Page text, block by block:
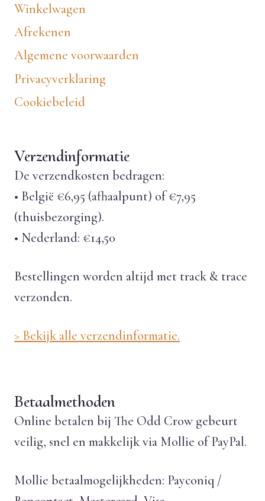
Winkelwagen
Afrekenen
Algemene voorwaarden
Privacyverklaring
Cookiebeleid
Verzendinformatie
De verzendkosten bedragen:
• België €6,95 (afhaalpunt) of €7,95
(thuisbezorging).
• Nederland: €14,50
Bestellingen worden altijd met track & trace
verzonden.
> Bekijk alle verzendinformatie.
Betaalmethoden
Online betalen bij The Odd Crow gebeurt
veilig, snel en makkelijk via Mollie of PayPal.
Mollie betaalmogelijkheden: Payconiq /